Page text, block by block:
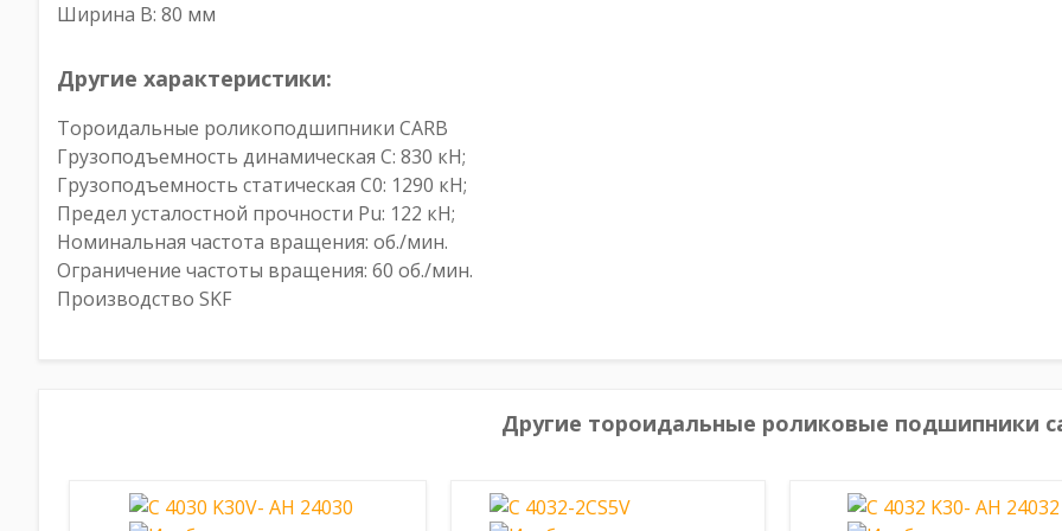
Ширина B: 80 мм
Другие характеристики:
Тороидальные роликоподшипники CARB
Грузоподъемность динамическая C: 830 кН;
Грузоподъемность статическая C0: 1290 кН;
Предел усталостной прочности Pu: 122 кН;
Номинальная частота вращения: об./мин.
Ограничение частоты вращения: 60 об./мин.
Производство SKF
Другие тороидальные роликовые подшипники